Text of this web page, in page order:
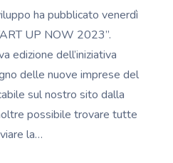
ha pubblicato venerdì
UP NOW 2023”.
edizione dell’iniziativa
delle nuove imprese del
sul nostro sito dalla
possibile trovare tutte
la…